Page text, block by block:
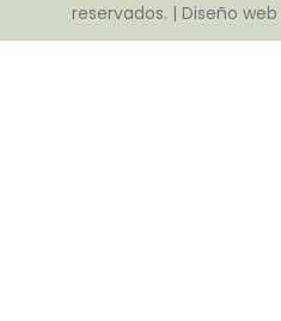
reservados. | Diseño web